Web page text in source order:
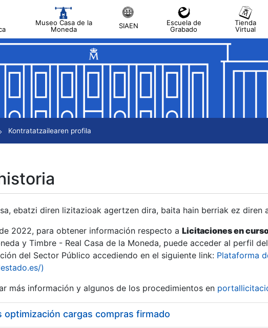
Museo Casa de la
Moneda
SIAEN
Escuela de
Grabado
Tienda
Virtual
Kontratatzailearen profila
ebatzi diren lizitazioak agertzen dira, baita hain berriak ez diren
2022, para obtener información respecto a Licitaciones en
y Timbre - Real Casa de la Moneda, puede acceder al perfil
del Sector Público accediendo en el siguiente link: Plataforma
)
más información y algunos de los procedimientos en
optimización cargas compras firmado